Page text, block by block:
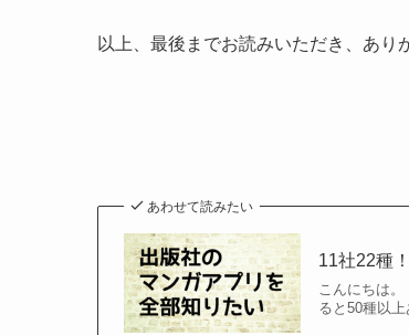
以上、最後までお読みいただき、あり
あわせて読みたい
11社22種
こんにちは
ると50種以